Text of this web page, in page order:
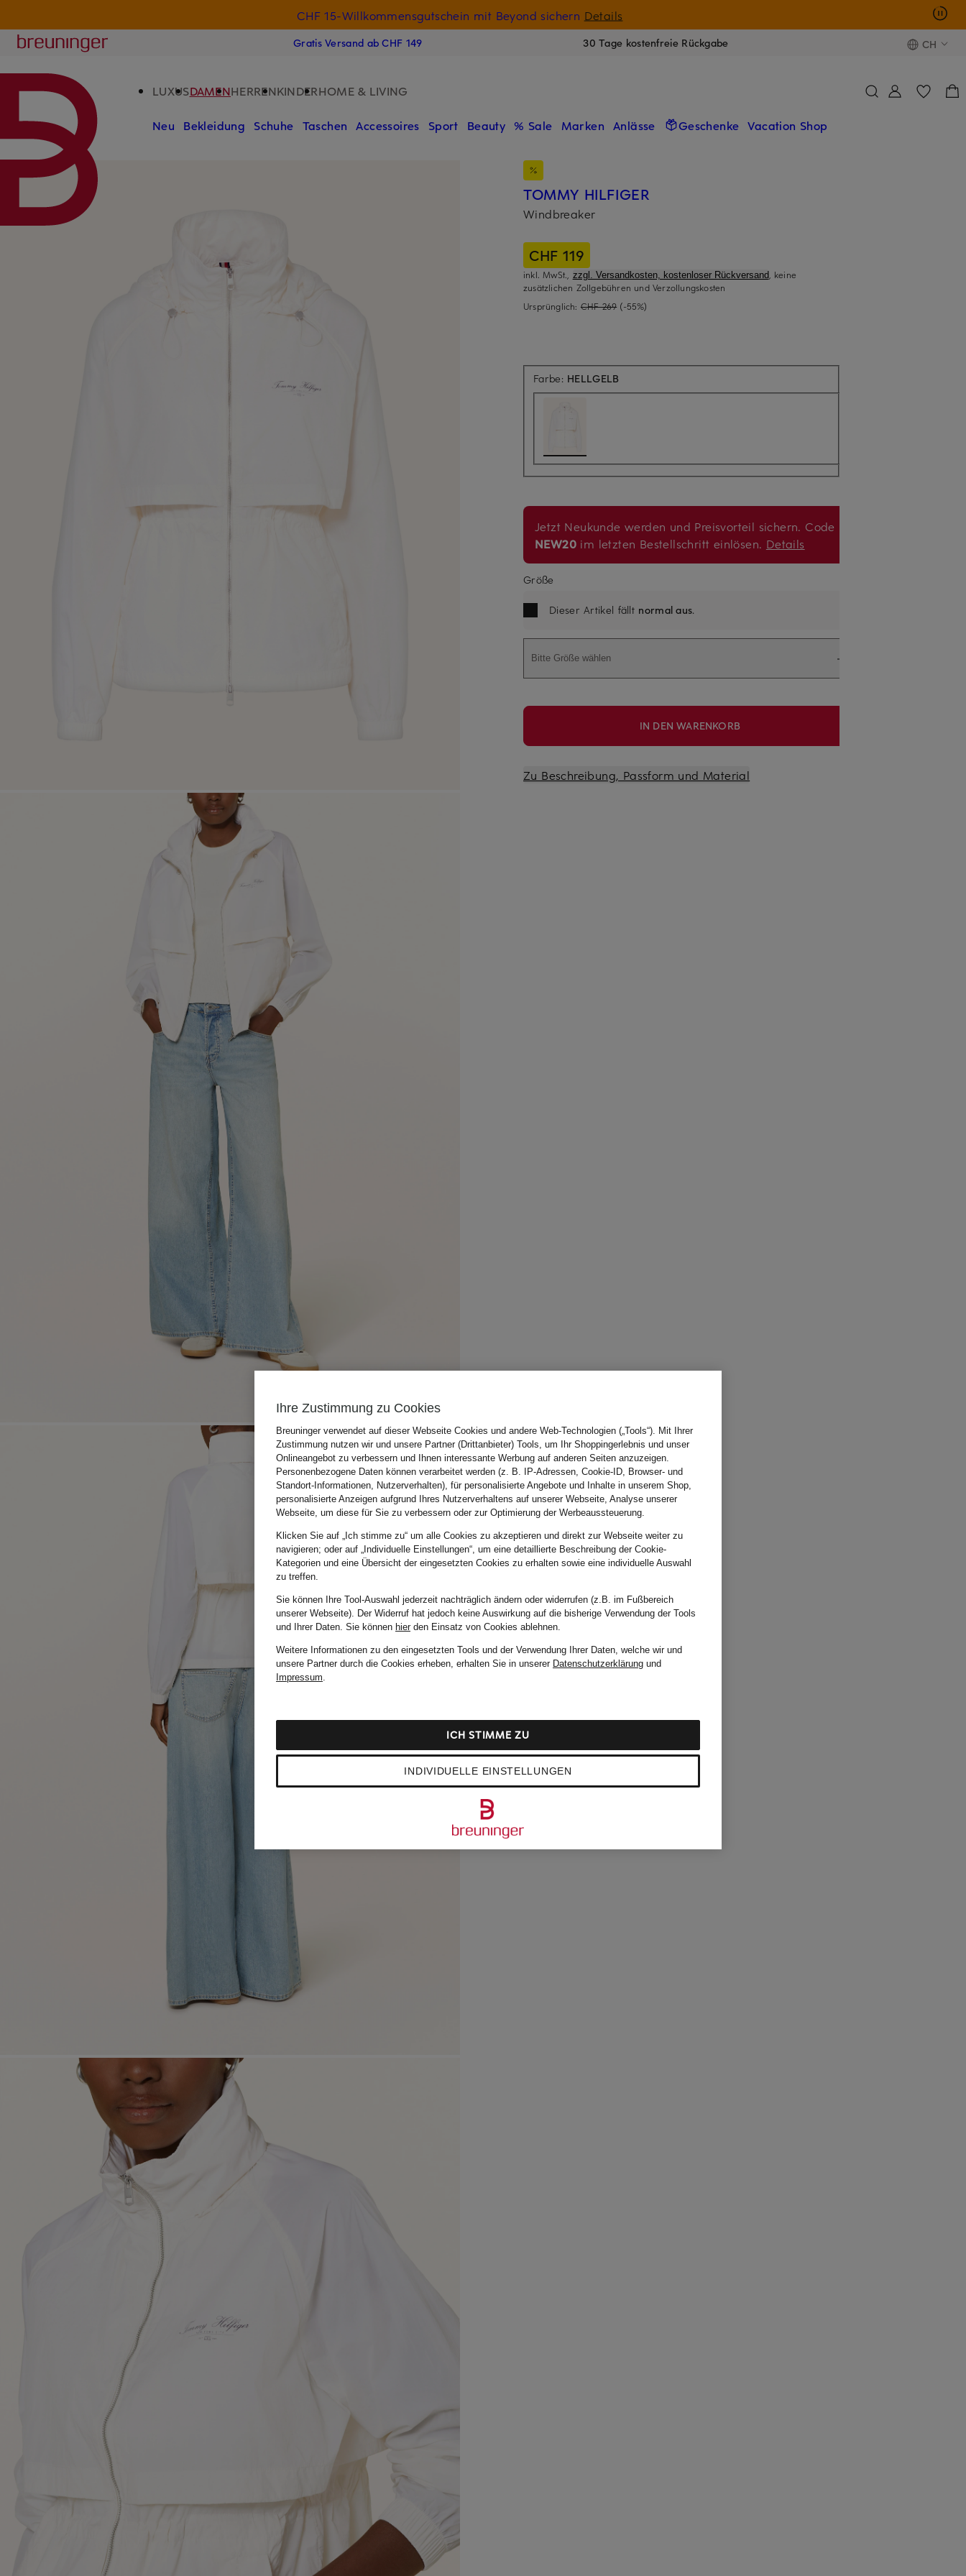
CHF 15-Willkommensgutschein mit Beyond sichern Details
Breuninger
Gratis Versand ab CHF 149 30 Tage kostenfreie Rückgabe CH
LUXUSDAMENHERRENKINDERHOME & LIVING
Neu Bekleidung Schuhe Taschen Accessoires Sport Beauty % Sale Marken Anlässe Geschenke Vacation Shop
TOMMY HILFIGER
Windbreaker
CHF 119
inkl. MwSt., zzgl. Versandkosten, kostenloser Rückversand, keine
zusätzlichen Zollgebühren und Verzollungskosten
Ursprünglich: CHF 269 (-55%)
Farbe: HELLGELB
Jetzt Neukunde werden und Preisvorteil sichern. Code
NEW20 im letzten Bestellschritt einlösen. Details
Größe
Dieser Artikel fällt normal aus.
Bitte Größe wählen
IN DEN WARENKORB
Zu Beschreibung, Passform und Material
Ihre Zustimmung zu Cookies
Breuninger verwendet auf dieser Webseite Cookies und andere Web-Technologien („Tools“). Mit Ihrer
Zustimmung nutzen wir und unsere Partner (Drittanbieter) Tools, um Ihr Shoppingerlebnis und unser
Onlineangebot zu verbessern und Ihnen interessante Werbung auf anderen Seiten anzuzeigen.
Personenbezogene Daten können verarbeitet werden (z. B. IP-Adressen, Cookie-ID, Browser- und
Standort-Informationen, Nutzerverhalten), für personalisierte Angebote und Inhalte in unserem Shop,
personalisierte Anzeigen aufgrund Ihres Nutzerverhaltens auf unserer Webseite, Analyse unserer
Webseite, um diese für Sie zu verbessern oder zur Optimierung der Werbeaussteuerung.
Klicken Sie auf „Ich stimme zu“ um alle Cookies zu akzeptieren und direkt zur Webseite weiter zu
navigieren; oder auf „Individuelle Einstellungen“, um eine detaillierte Beschreibung der Cookie-
Kategorien und eine Übersicht der eingesetzten Cookies zu erhalten sowie eine individuelle Auswahl
zu treffen.
Sie können Ihre Tool-Auswahl jederzeit nachträglich ändern oder widerrufen (z.B. im Fußbereich
unserer Webseite). Der Widerruf hat jedoch keine Auswirkung auf die bisherige Verwendung der Tools
und Ihrer Daten. Sie können hierden Einsatz von Cookies ablehnen.
Weitere Informationen zu den eingesetzten Tools und der Verwendung Ihrer Daten, welche wir und
unsere Partner durch die Cookies erheben, erhalten Sie in unserer Datenschutzerklärung und
Impressum.
INDIVIDUELLE EINSTELLUNGEN
ICH STIMME ZU